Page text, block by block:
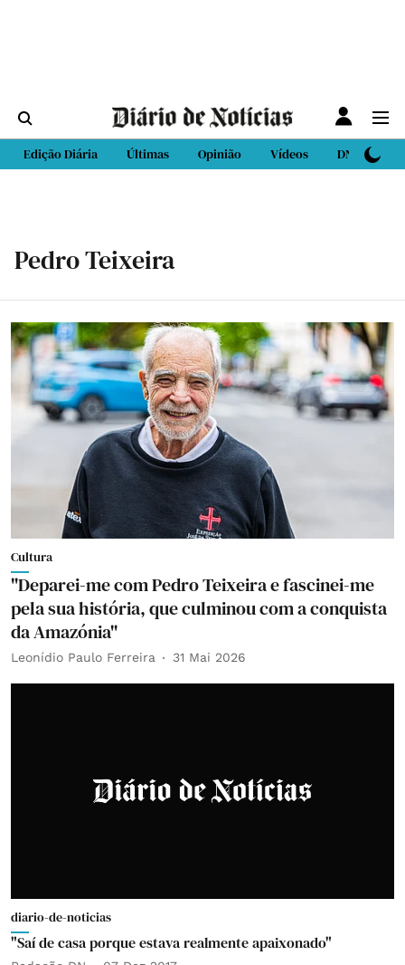
Edição Diária Últimas Opinião Vídeos DN Sport
Pedro Teixeira
Cultura
"Deparei-me com Pedro Teixeira e fascinei-me
pela sua história, que culminou com a conquista
da Amazónia"
Leonídio Paulo Ferreira 31 Mai 2026
diario-de-noticias
"Saí de casa porque estava realmente apaixonado"